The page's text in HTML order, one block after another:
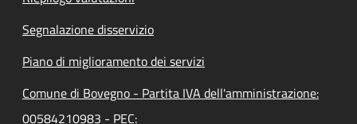
Segnalazione disservizio
Piano di miglioramento dei servizi
Comune di Bovegno - Partita IVA dell'amministrazione:
00584210983 - PEC: